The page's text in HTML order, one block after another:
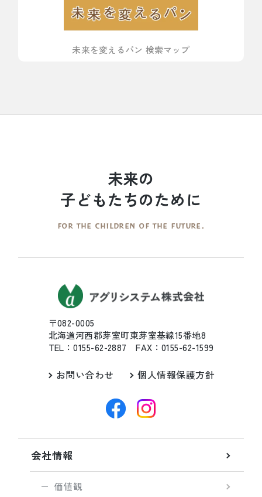
未来を変えるパン 検索マップ
未来の
子どもたちのために
FOR THE CHILDREN OF THE FUTURE.
〒082-0005
北海道河西郡芽室町東芽室基線15番地8
TEL：0155-62-2887 FAX：0155-62-1599
お問い合わせ 個人情報保護方針
会社情報
価値観